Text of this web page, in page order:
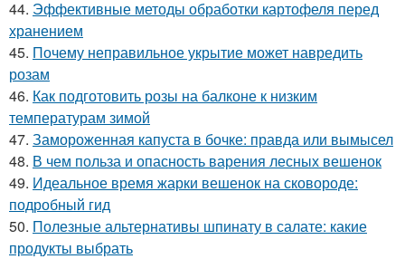
44. Эффективные методы обработки картофеля перед
хранением
45. Почему неправильное укрытие может навредить
розам
46. Как подготовить розы на балконе к низким
температурам зимой
47. Замороженная капуста в бочке: правда или вымысел
48. В чем польза и опасность варения лесных вешенок
49. Идеальное время жарки вешенок на сковороде:
подробный гид
50. Полезные альтернативы шпинату в салате: какие
продукты выбрать